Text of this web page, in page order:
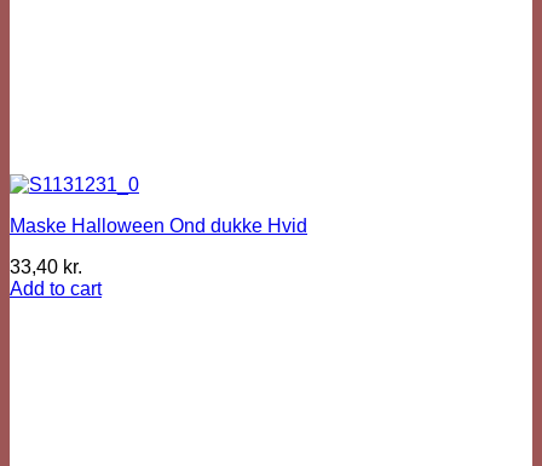
Maske Halloween Ond dukke Hvid
33,40 kr.
Add to cart